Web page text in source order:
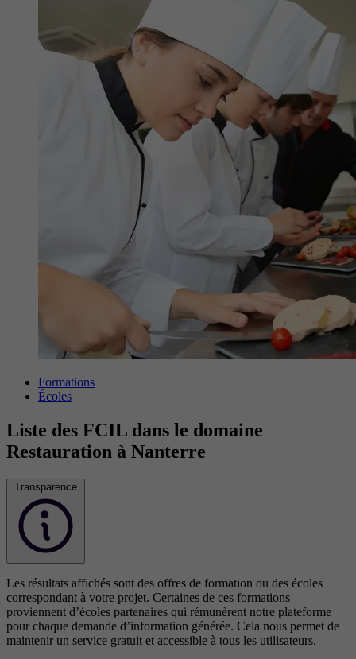
Formations
Écoles
Liste des FCIL dans le domaine
Restauration à Nanterre
Transparence
Les résultats affichés sont des offres de formation ou des écoles
correspondant à votre projet. Certaines de ces formations
proviennent d’écoles partenaires qui rémunèrent notre plateforme
pour chaque demande d’information générée. Cela nous permet de
maintenir un service gratuit et accessible à tous les utilisateurs.